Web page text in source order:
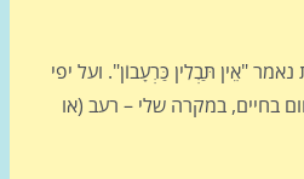
כַּרְעָבוֹן". ועל יפי
במקרה שלי – רעב (או